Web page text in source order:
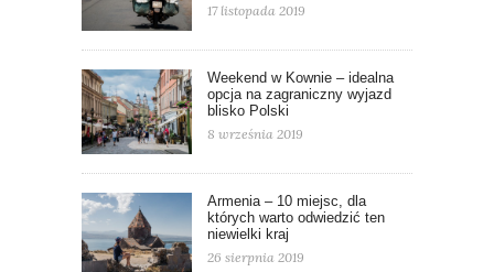
17 listopada 2019
Weekend w Kownie – idealna
opcja na zagraniczny wyjazd
blisko Polski
8 września 2019
Armenia – 10 miejsc, dla
których warto odwiedzić ten
niewielki kraj
26 sierpnia 2019